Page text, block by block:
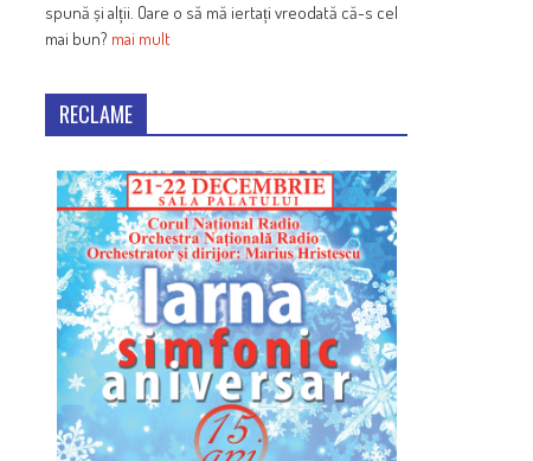
spună și alții. Oare o să mă iertați vreodată că-s cel
mai bun? mai mult
RECLAME